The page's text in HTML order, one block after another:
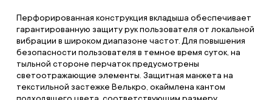
Перфорированная конструкция вкладыша обеспечивает
гарантированную защиту рук пользователя от локальной
вибрации в широком диапазоне частот. Для повышения
безопасности пользователя в темное время суток, на
тыльной стороне перчаток предусмотрены
светоотражающие элементы. Защитная манжета на
текстильной застежке Велькро, окаймлена кантом